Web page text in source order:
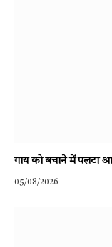
गाय को बचाने में पलटा
05/08/2026